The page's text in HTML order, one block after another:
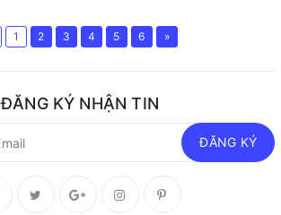
1 2 3 4 5 6 »
ĐĂNG KÝ NHẬN TIN
ĐĂNG KÝ